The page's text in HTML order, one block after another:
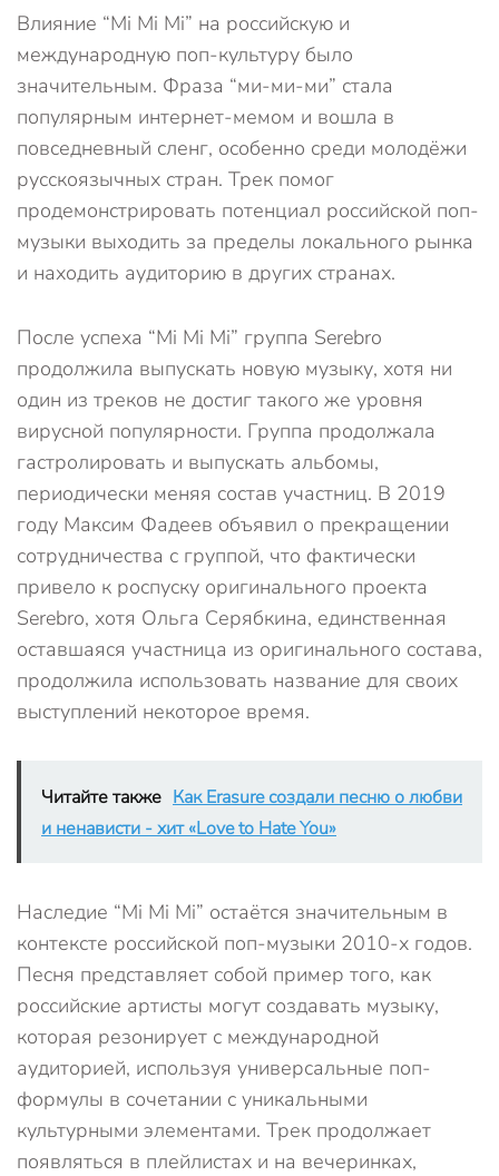
Влияние “Mi Mi Mi” на российскую и
международную поп-культуру было
значительным. Фраза “ми-ми-ми” стала
популярным интернет-мемом и вошла в
повседневный сленг, особенно среди молодёжи
русскоязычных стран. Трек помог
продемонстрировать потенциал российской поп-
музыки выходить за пределы локального рынка
и находить аудиторию в других странах.
После успеха “Mi Mi Mi” группа Serebro
продолжила выпускать новую музыку, хотя ни
один из треков не достиг такого же уровня
вирусной популярности. Группа продолжала
гастролировать и выпускать альбомы,
периодически меняя состав участниц. В 2019
году Максим Фадеев объявил о прекращении
сотрудничества с группой, что фактически
привело к роспуску оригинального проекта
Serebro, хотя Ольга Серябкина, единственная
оставшаяся участница из оригинального состава,
продолжила использовать название для своих
выступлений некоторое время.
Читайте также Как Erasure создали песню о любви
и ненависти - хит «Love to Hate You»
Наследие “Mi Mi Mi” остаётся значительным в
контексте российской поп-музыки 2010-х годов.
Песня представляет собой пример того, как
российские артисты могут создавать музыку,
которая резонирует с международной
аудиторией, используя универсальные поп-
формулы в сочетании с уникальными
культурными элементами. Трек продолжает
появляться в плейлистах и на вечеринках,